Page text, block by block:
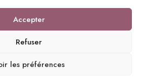
Accepter
Refuser
les préférences
Dame, 76220 Gournay-en-Bray
Méli | Tous droits réservés |
confidentialité